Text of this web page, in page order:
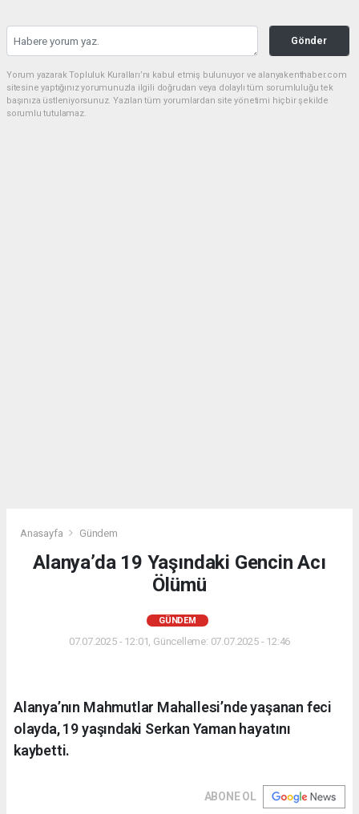
Gönder
Yorum yazarak Topluluk Kuralları’nı kabul etmiş bulunuyor ve alanyakenthaber.com
sitesine yaptığınız yorumunuzla ilgili doğrudan veya dolaylı tüm sorumluluğu tek
başınıza üstleniyorsunuz. Yazılan tüm yorumlardan site yönetimi hiçbir şekilde
sorumlu tutulamaz.
Anasayfa Gündem
Alanya’da 19 Yaşındaki Gencin Acı
Ölümü
GÜNDEM
07.07.2025 - 12:01, Güncelleme: 07.07.2025 - 12:46
Alanya’nın Mahmutlar Mahallesi’nde yaşanan feci
olayda, 19 yaşındaki Serkan Yaman hayatını
kaybetti.
ABONE OL